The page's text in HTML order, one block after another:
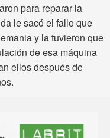
para reparar la
le sacó el fallo que
y la tuvieron que
de esa máquina
ellos después de